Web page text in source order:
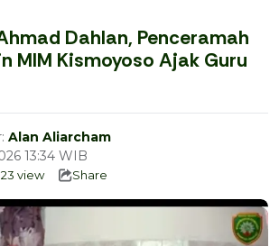
Dahlan, Penceramah
MIM Kismoyoso Ajak Guru
Alan Aliarcham
13:34 WIB
23 view Share